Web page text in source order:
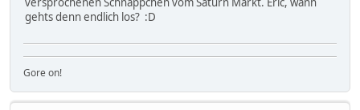
gehts denn endlich los? :D
Gore on!